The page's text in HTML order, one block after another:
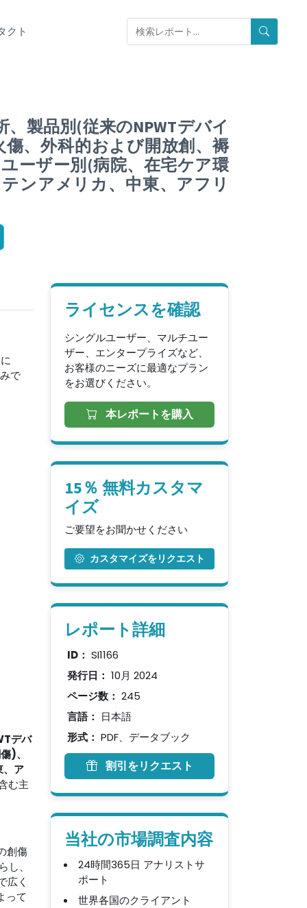
クト
製品別(従来のNPWTデバイ
、外科的および開放創、褥
ーザー別(病院、在宅ケア環
ンアメリカ、中東、アフリ
で
デバ
)、
、ア
む主
創傷
、
広く
って
ライセンスを確認
シングルユーザー、マルチユー
ザー、エンタープライズなど、
お客様のニーズに最適なプラン
をお選びください。
本レポートを購入
15％ 無料カスタマ
イズ
ご要望をお聞かせください
カスタマイズをリクエスト
レポート詳細
ID： SI1166
発行日： 10月 2024
ページ数： 245
言語： 日本語
形式： PDF、データブック
割引をリクエスト
当社の市場調査内容
24時間365日 アナリストサ
ポート
世界各国のクライアント